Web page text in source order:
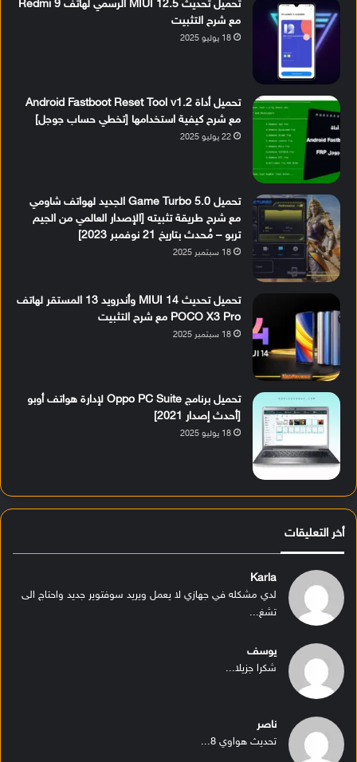
تحميل تحديث MIUI 12.5 الرسمي لهاتف Redmi 9
مع شرح التثبيت
18 يوليو 2025
تحميل أداة Android Fastboot Reset Tool v1.2
مع شرح كيفية استخدامها [تخطي حساب جوجل]
22 يوليو 2025
تحميل Game Turbo 5.0 الجديد لهواتف شاومي
مع شرح طريقة تثبيته [الإصدار العالمي من الجيم
تربو – مُحدث بتاريخ 21 نوفمبر 2023]
18 سبتمبر 2025
تحميل تحديث MIUI 14 وأندرويد 13 المستقر لهاتف
POCO X3 Pro مع شرح التثبيت
18 سبتمبر 2025
تحميل برنامج Oppo PC Suite لإدارة هواتف أوبو
[أحدث إصدار 2021]
18 يوليو 2025
أخر التعليقات
Karla
لدي مشكله في جهازي لا يعمل ويريد سوفتوير جديد واحتاج الى
تشغ...
يوسف
شكرا جزيلا...
ناصر
تحديث هواوي 8...